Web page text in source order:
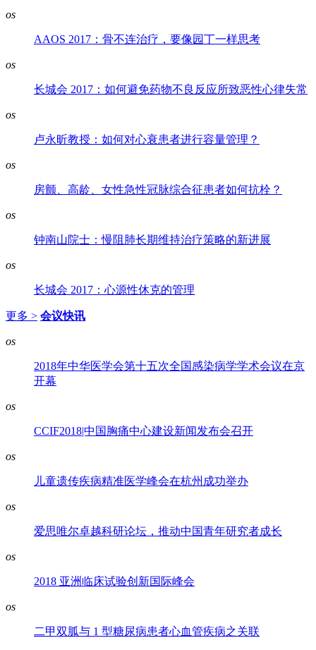
os
AAOS 2017：骨不连治疗，要像园丁一样思考
os
长城会 2017：如何避免药物不良反应所致恶性心律失常
os
卢永昕教授：如何对心衰患者进行容量管理？
os
房颤、高龄、女性急性冠脉综合征患者如何抗栓？
os
钟南山院士：慢阻肺长期维持治疗策略的新进展
os
长城会 2017：心源性休克的管理
更多 > 会议快讯
os
2018年中华医学会第十五次全国感染病学学术会议在京
开幕
os
CCIF2018|中国胸痛中心建设新闻发布会召开
os
儿童遗传疾病精准医学峰会在杭州成功举办
os
爱思唯尔卓越科研论坛，推动中国青年研究者成长
os
2018 亚洲临床试验创新国际峰会
os
二甲双胍与 1 型糖尿病患者心血管疾病之关联